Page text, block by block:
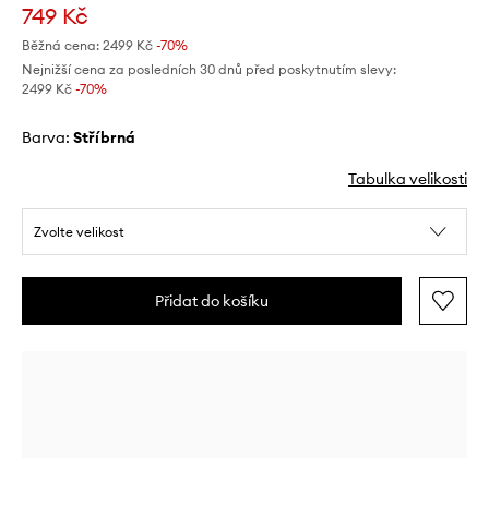
749 Kč
Běžná cena: 2499 Kč -70%
Nejnižší cena za posledních 30 dnů před poskytnutím slevy:
2499 Kč -70%
Barva: stříbrná
Tabulka velikosti
Zvolte velikost
Přidat do košíku